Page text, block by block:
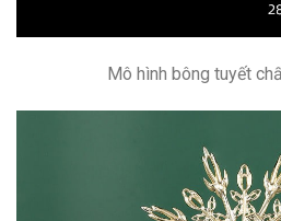
Mô hình bông tuyết